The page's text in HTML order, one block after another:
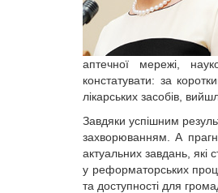
аптечної мережі,
констатувати: за
лікарських засобів,
Завдяки успішним
захворюванням. А
актуальних завдань, які
у реформаторських
та доступності для